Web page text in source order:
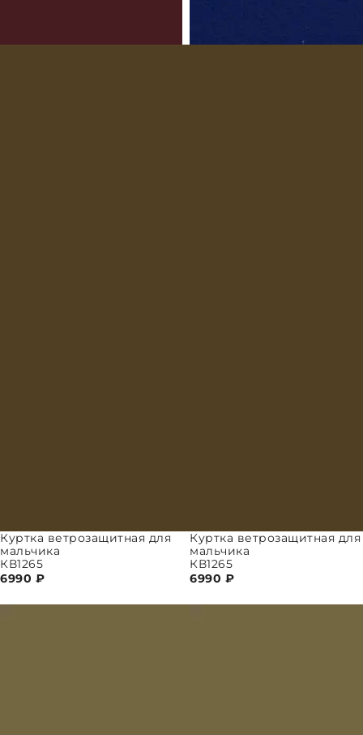
Куртка ветрозащитная для
мальчика
КВ1265
6990 ₽
Куртка ветрозащитная для
мальчика
КВ1265
6990 ₽